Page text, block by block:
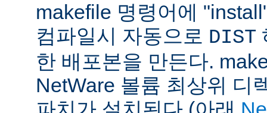
makefile 명령어에
컴파일시 자동으로 DIST
한 배포본을 만든다.
NetWare 볼륨 최상위 디